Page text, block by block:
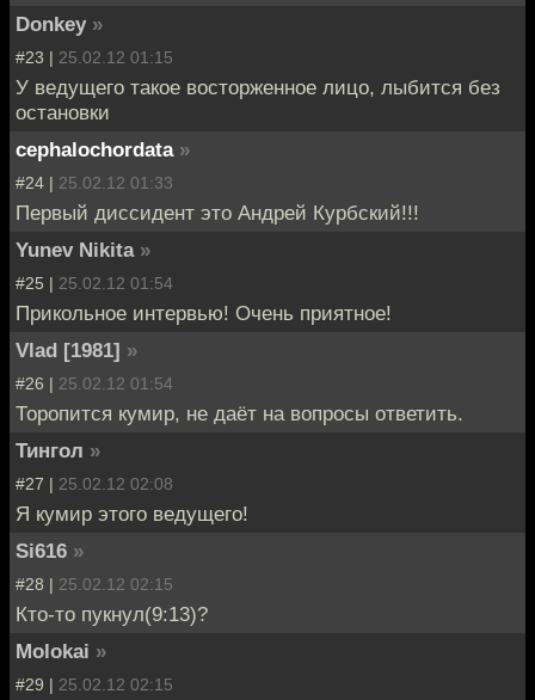
Donkey »
#23 | 25.02.12 01:15
У ведущего такое восторженное лицо, лыбится без
остановки
cephalochordata »
#24 | 25.02.12 01:33
Первый диссидент это Андрей Курбский!!!
Yunev Nikita »
#25 | 25.02.12 01:54
Прикольное интервью! Очень приятное!
Vlad [1981] »
#26 | 25.02.12 01:54
Торопится кумир, не даёт на вопросы ответить.
Тингол »
#27 | 25.02.12 02:08
Я кумир этого ведущего!
Si616 »
#28 | 25.02.12 02:15
Кто-то пукнул(9:13)?
Molokai »
#29 | 25.02.12 02:15